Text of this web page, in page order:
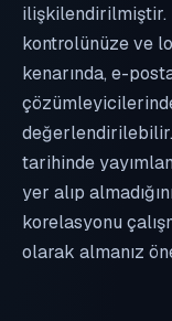
ilişkilendirilmiştir.
kontrolünüze ve
kenarında, e-
değerlendirilebilir.
tarihinde
yer alıp
korelasyonu
olarak almanız